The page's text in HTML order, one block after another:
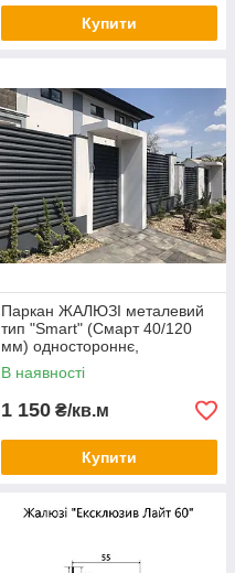
Купити
Паркан ЖАЛЮЗІ металевий
тип "Smart" (Смарт 40/120
мм) одностороннє,
двостороннє покриття
В наявності
1 150 ₴/кв.м
Купити